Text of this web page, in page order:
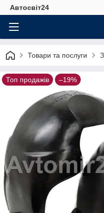
Автосвіт24
Товари та послуги
Топ продажів –19%